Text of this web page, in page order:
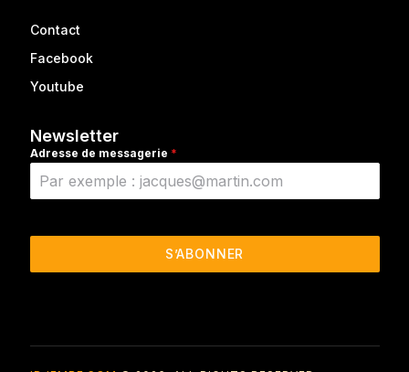
Contact
Facebook
Youtube
Newsletter
Adresse de messagerie *
S’ABONNER